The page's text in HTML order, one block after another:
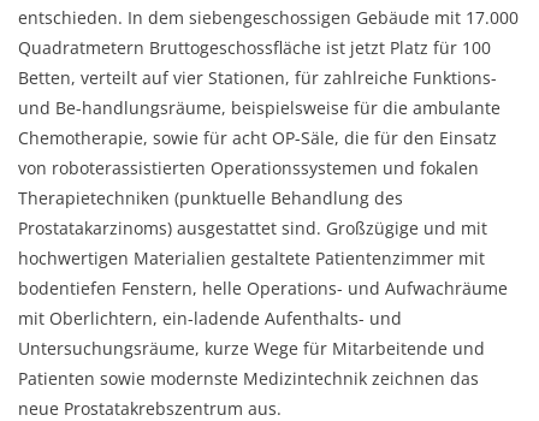
entschieden. In dem siebengeschossigen Gebäude mit 17.000
Quadratmetern Bruttogeschossfläche ist jetzt Platz für 100
Betten, verteilt auf vier Stationen, für zahlreiche Funktions-
und Be-handlungsräume, beispielsweise für die ambulante
Chemotherapie, sowie für acht OP-Säle, die für den Einsatz
von roboterassistierten Operationssystemen und fokalen
Therapietechniken (punktuelle Behandlung des
Prostatakarzinoms) ausgestattet sind. Großzügige und mit
hochwertigen Materialien gestaltete Patientenzimmer mit
bodentiefen Fenstern, helle Operations- und Aufwachräume
mit Oberlichtern, ein-ladende Aufenthalts- und
Untersuchungsräume, kurze Wege für Mitarbeitende und
Patienten sowie modernste Medizintechnik zeichnen das
neue Prostatakrebszentrum aus.